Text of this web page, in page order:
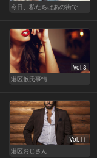
今日、私たちはあの街で
Vol.3
港区仮氏事情
Vol.11
港区おじさん